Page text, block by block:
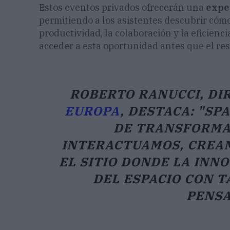
Estos eventos privados ofrecerán una
permitiendo a los asistentes descubrir
productividad, la colaboración y la
acceder a esta oportunidad antes que el
ROBERTO RANUCCI,
EUROPA, DESTACA:
DE
INTERACTUAMOS,
EL SITIO DONDE LA
DEL ESPACIO CON